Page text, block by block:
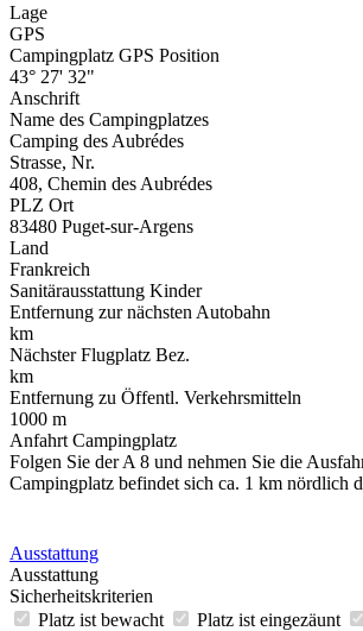
Lage
GPS
Campingplatz GPS Position
43° 27' 32"
Anschrift
Name des Campingplatzes
Camping des Aubrédes
Strasse, Nr.
408, Chemin des Aubrédes
PLZ Ort
83480 Puget-sur-Argens
Land
Frankreich
Sanitärausstattung Kinder
Entfernung zur nächsten Autobahn
km
Nächster Flugplatz Bez.
km
Entfernung zu Öffentl. Verkehrsmitteln
1000 m
Anfahrt Campingplatz
Folgen Sie der A 8 und nehmen Sie die
Campingplatz befindet sich ca. 1 km nördlich
Ausstattung
Ausstattung
Sicherheitskriterien
Platz ist bewacht
Platz ist eingezäunt